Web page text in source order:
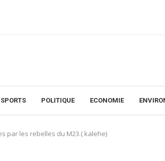
SPORTS POLITIQUE ECONOMIE
par les rebelles du M23.( kalehe)